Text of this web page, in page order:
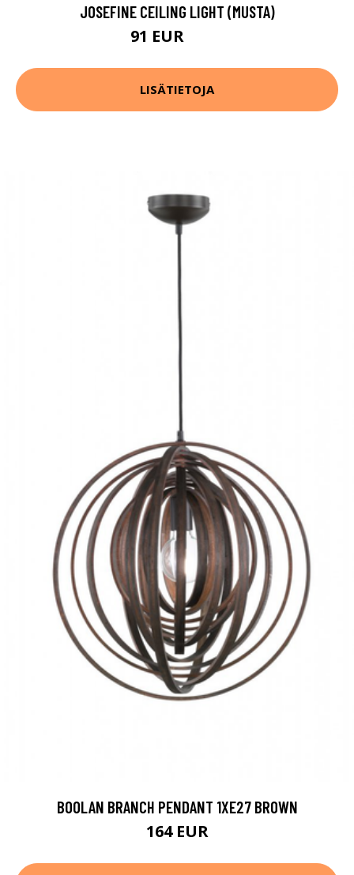
JOSEFINE CEILING LIGHT (MUSTA)
91 EUR
LISÄTIETOJA
BOOLAN BRANCH PENDANT 1XE27 BROWN
164 EUR